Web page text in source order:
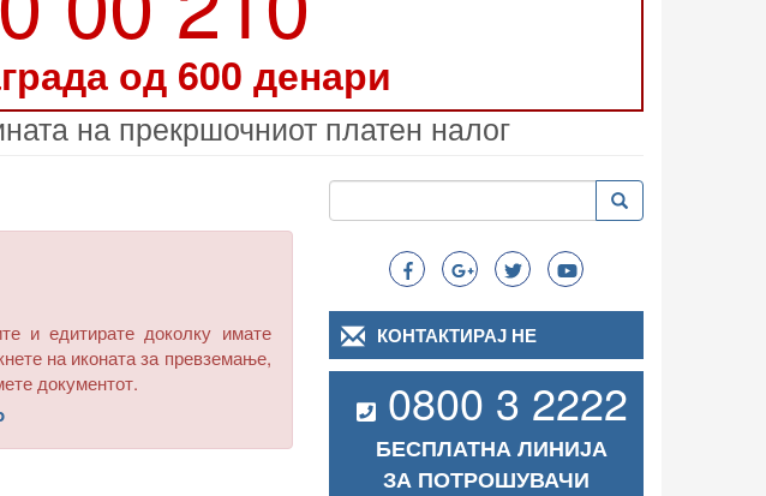
од 600 денари
на прекршочниот платен налог
и едитирате доколку имате
на иконата за превземање,
документот.
Search
Пребарување Пребарување
КОНТАКТИРАЈ НЕ
0800 3 2222
БЕСПЛАТНА ЛИНИЈА
ЗА ПОТРОШУВАЧИ